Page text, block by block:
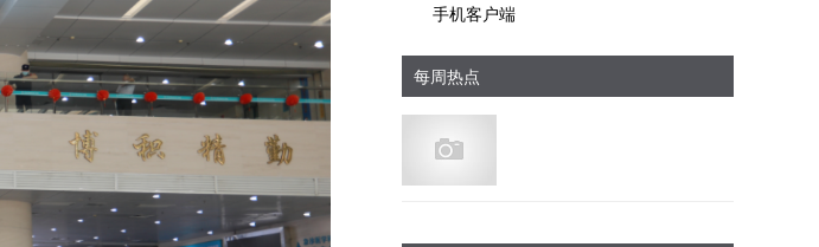
手机客户端
每周热点